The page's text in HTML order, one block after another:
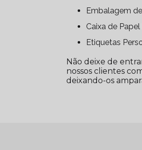
Embalagem
Caixa de
Etiquetas
Não deixe de
nossos clientes
deixando-os